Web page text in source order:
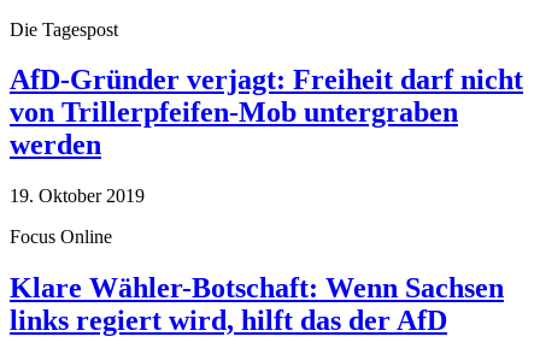
Die Tagespost
AfD-Gründer verjagt: Freiheit darf nicht
von Trillerpfeifen-Mob untergraben
werden
19. Oktober 2019
Focus Online
Klare Wähler-Botschaft: Wenn Sachsen
links regiert wird, hilft das der AfD